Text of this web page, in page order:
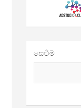
සෙවීම